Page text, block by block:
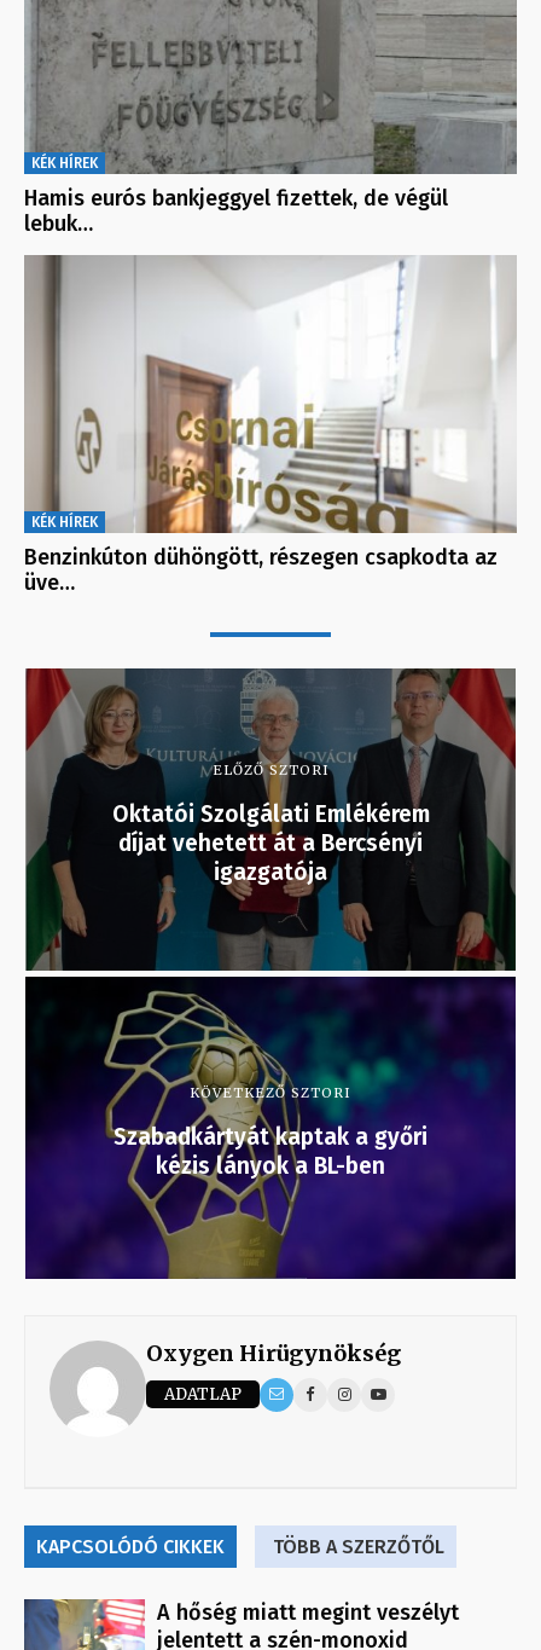
KÉK HÍREK
Hamis eurós bankjeggyel fizettek, de végül
lebuk…
KÉK HÍREK
Benzinkúton dühöngött, részegen csapkodta az
üve…
ELŐZŐ SZTORI
Oktatói Szolgálati Emlékérem
díjat vehetett át a Bercsényi
igazgatója
KÖVETKEZŐ SZTORI
Szabadkártyát kaptak a győri
kézis lányok a BL-ben
Oxygen Hirügynökség
ADATLAP
KAPCSOLÓDÓ CIKKEK TÖBB A SZERZŐTŐL
A hőség miatt megint veszélyt
jelentett a szén-monoxid